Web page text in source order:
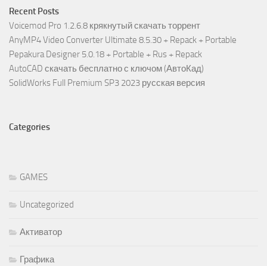
Recent Posts
Voicemod Pro 1.2.6.8 крякнутый скачать торрент
AnyMP4 Video Converter Ultimate 8.5.30 + Repack + Portable
Pepakura Designer 5.0.18 + Portable + Rus + Repack
AutoCAD скачать бесплатно с ключом (АвтоКад)
SolidWorks Full Premium SP3 2023 русская версия
Categories
GAMES
Uncategorized
Активатор
Графика